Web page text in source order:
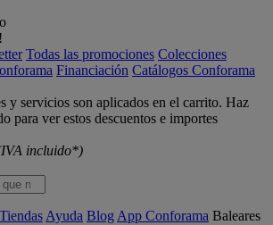
Todas las promociones Colecciones
Financiación Catálogos Conforama
y servicios son aplicados en el carrito. Haz
para ver estos descuentos e importes
incluido*)
Tiendas Ayuda Blog App Conforama Baleares